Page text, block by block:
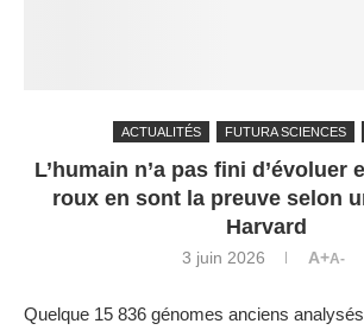
ACTUALITÉS FUTURA SCIENCES
L’humain n’a pas fini d’évoluer
roux en sont la preuve selon
Harvard
3 juin 2026 A+A-
Quelque 15 836 génomes anciens